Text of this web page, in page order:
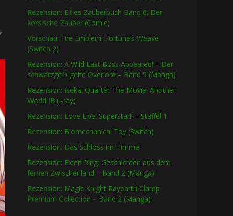
,
Rezension: Elfies Zauberbuch Band 6: Der
korsische Zauber (Comic)
Vorschau: Fire Emblem: Fortune’s Weave
(Switch 2)
Rezension: A Wild Last Boss Appeared! – Der
schwarzgeflügelte Overlord – Band 5 (Manga)
Rezension: Isekai Quartet The Movie: Another
World (Blu-ray)
Rezension: Love Live! Superstar!! – Staffel 1
Rezension: Biomechanical Toy (Switch)
Rezension: Das Schloss im Himmel
Rezension: Elden Ring: Geschichten aus dem
fernen Zwischenland – Band 2 (Manga)
Rezension: Magic Knight Rayearth Clamp
Premium Collection – Band 2 (Manga)